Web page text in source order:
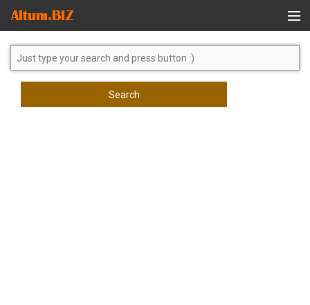
Global Search
Search